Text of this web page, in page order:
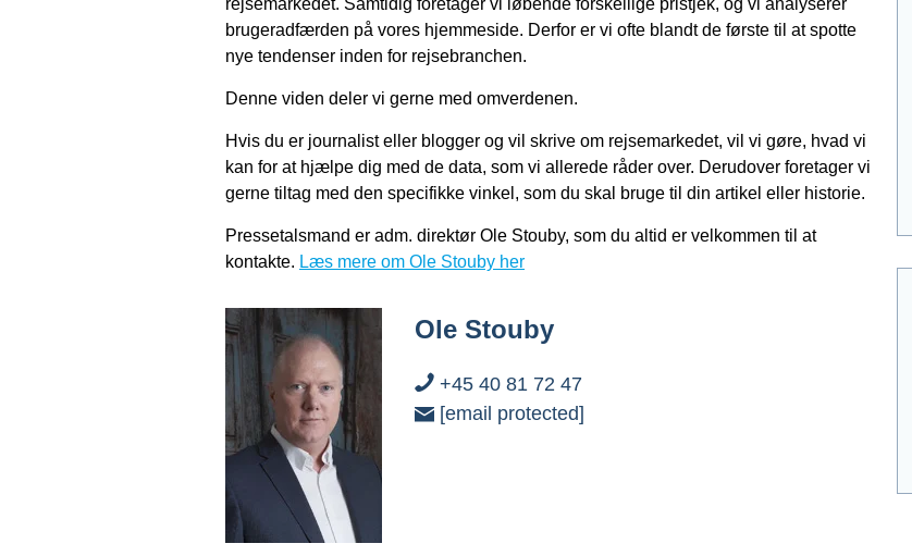
rejsemarkedet. Samtidig foretager vi løbende forskellige pristjek, og vi analyserer
brugeradfærden på vores hjemmeside. Derfor er vi ofte blandt de første til at spotte
nye tendenser inden for rejsebranchen.
Denne viden deler vi gerne med omverdenen.
Hvis du er journalist eller blogger og vil skrive om rejsemarkedet, vil vi gøre, hvad vi
kan for at hjælpe dig med de data, som vi allerede råder over. Derudover foretager vi
gerne tiltag med den specifikke vinkel, som du skal bruge til din artikel eller historie.
Pressetalsmand er adm. direktør Ole Stouby, som du altid er velkommen til at
kontakte. Læs mere om Ole Stouby her
Ole Stouby
+45 40 81 72 47
[email protected]